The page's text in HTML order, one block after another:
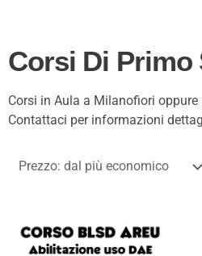
Corsi Di Primo
Corsi in Aula a Milanofiori
Contattaci per informazioni